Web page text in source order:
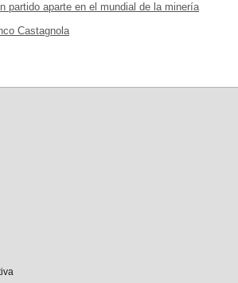
partido aparte en el mundial de la minería
Castagnola